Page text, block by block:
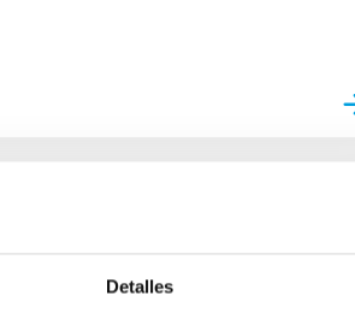
Detalles